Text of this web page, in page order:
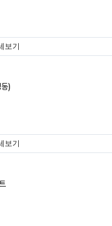
보기
)
보기